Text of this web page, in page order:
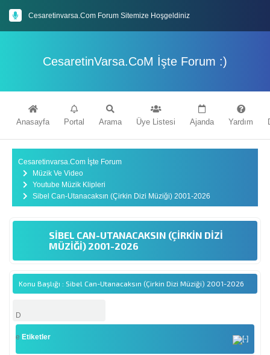
Cesaretinvarsa.Com Forum Sitemize Hoşgeldiniz
İyi Forumlar Dileriz : )
CesaretinVarsa.CoM İşte Forum :)
Anasayfa Portal Arama Üye Listesi Ajanda Yardım
Cesaretinvarsa.Com İşte Forum
Müzik Ve Video
Youtube Müzik Klipleri
Sibel Can-Utanacaksın (Çirkin Dizi Müziği) 2001-2026
SIBEL CAN-UTANACAKSIN (ÇIRKIN DIZI
MÜZIĞI) 2001-2026
Konu Başlığı : Sibel Can-Utanacaksın (Çirkin Dizi Müziği) 2001-2026
D
e Etiketler